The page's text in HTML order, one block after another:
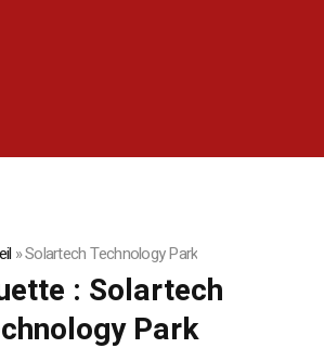
»Solartech Technology Park
: Solartech
Park